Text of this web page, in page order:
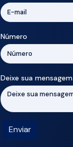
Número
Deixe sua mensagem